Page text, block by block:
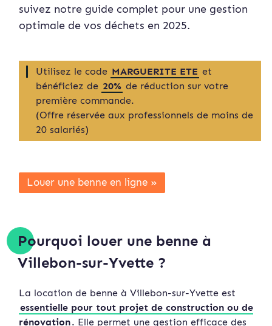
suivez notre guide complet pour une gestion
optimale de vos déchets en 2025.
Utilisez le code MARGUERITE ETE et
bénéficiez de 20% de réduction sur votre
première commande.
(Offre réservée aux professionnels de moins de
20 salariés)
Louer une benne en ligne »
Pourquoi louer une benne à
Villebon-sur-Yvette ?
La location de benne à Villebon-sur-Yvette est
essentielle pour tout projet de construction ou de
rénovation. Elle permet une gestion efficace des